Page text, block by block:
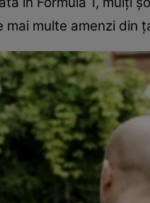
multe amenzi din